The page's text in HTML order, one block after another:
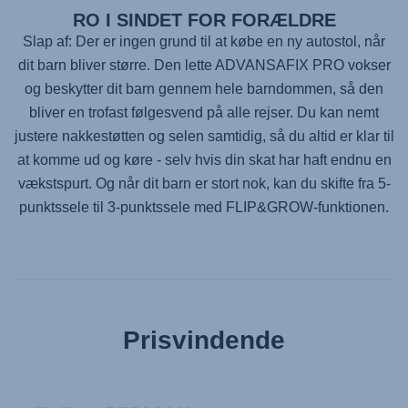
RO I SINDET FOR FORÆLDRE
Slap af: Der er ingen grund til at købe en ny autostol, når
dit barn bliver større. Den lette ADVANSAFIX PROvokser
og beskytter dit barn gennem hele barndommen, så den
bliver en trofast følgesvend på alle rejser. Du kan nemt
justere nakkestøtten og selen samtidig, så du altid er klar til
at komme ud og køre - selv hvis din skat har haft endnu en
vækstspurt. Og når dit barn er stort nok, kan du skifte fra 5-
punktssele til 3-punktssele med FLIP&GROW-funktionen.
Prisvindende